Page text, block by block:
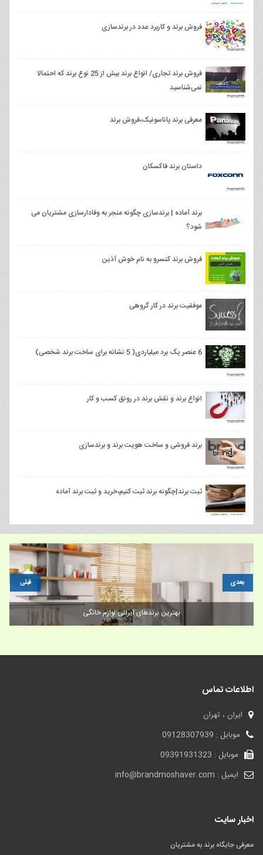
فروش برند و کاربرد عدد در برندسازی
فروش برند تجاری/ انواع برند بیش از 25 نوع برند که احتمالا
نمی‌شناسید
معرفی برند پاناسونیک،فروش برند
داستان برند فاکسکان
برند آماده | برندسازی چگونه منجر به وفادارسازی مشتریان می
شود؟
فروش برند کنسرو به نام خوش آذین
موفقیت برند در کار گروهی
6 عنصر یک برد میلیاردی( 5 نشانه برای ساخت برند شخصی)
انواع برند و نقش برند در رونق کسب و کار
برند فروشی و ساخت هویت برند و برندسازی
ثبت برند|چگونه برند ثبت کنیم،خرید و ثبت برند آماده
مدارک مورد نیاز ثبت برند
قبلی بعدی
اطلاعات تماس
ایران ، تهران
موبایل : 09128307939
موبایل : 09391931323
ایمیل : info@brandmoshaver.com
اخبار سایت
معرفی جایگاه برند به مشتریان